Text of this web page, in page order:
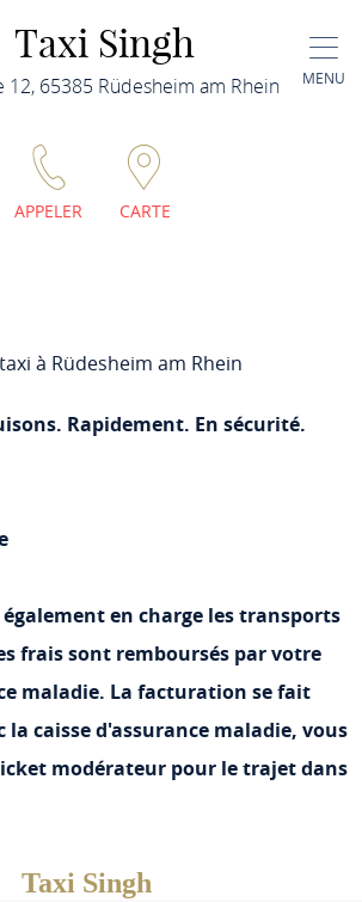
MENU
Taxi Singh
12, 65385 Rüdesheim am Rhein
APPELER CARTE
à Rüdesheim am Rhein
Rapidement. En sécurité.
en charge les transports
frais sont remboursés par votre
maladie. La facturation se fait
la caisse d'assurance maladie, vous
modérateur pour le trajet dans
Taxi Singh